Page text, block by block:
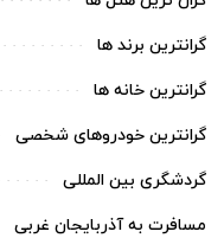
گرانترین برند ها
گرانترین خانه ها
گرانترین خودروهای شخصی
گردشگری بین المللی
مسافرت به آذربایجان غربی